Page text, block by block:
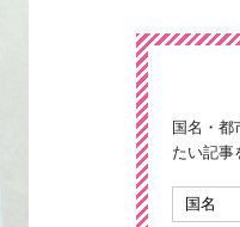
国名・都
たい記事